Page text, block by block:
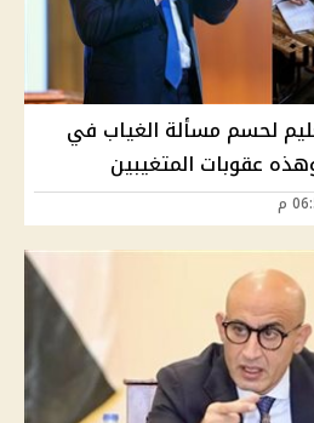
لحسم مسألة الغياب في
عقوبات المتغيبين